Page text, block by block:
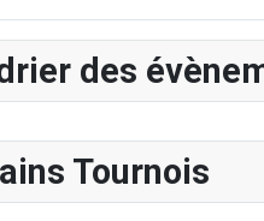
des
Tournois